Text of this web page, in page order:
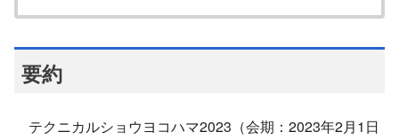
要約
テクニカルショウヨコハマ2023（会期：2023年2月1日